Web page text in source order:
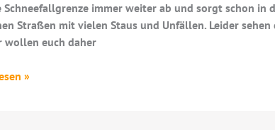
immer weiter ab und sorgt schon in
Straßen mit vielen Staus und Unfällen. Leider
wollen euch daher
»